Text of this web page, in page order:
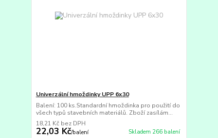
Univerzální hmoždinky UPP 6x30
Balení: 100 ks.Standardní hmoždinka pro použití do
všech typů stavebních materiálů. Zboží zasílám...
22,03 Kč/balení
18,21 Kč bez DPH
Skladem 266 balení